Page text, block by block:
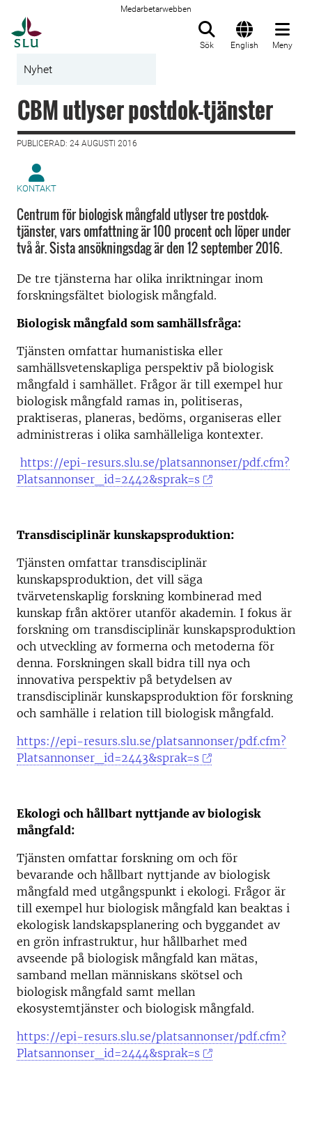
Medarbetarwebben
Sök English Meny
Nyhet
CBM utlyser postdok-tjänster
PUBLICERAD: 24 AUGUSTI 2016
KONTAKT
Centrum för biologisk mångfald utlyser tre postdok-
tjänster, vars omfattning är 100 procent och löper under
två år. Sista ansökningsdag är den 12 september 2016.
De tre tjänsterna har olika inriktningar inom
forskningsfältet biologisk mångfald.
Biologisk mångfald som samhällsfråga:
Tjänsten omfattar humanistiska eller
samhällsvetenskapliga perspektiv på biologisk
mångfald i samhället. Frågor är till exempel hur
biologisk mångfald ramas in, politiseras,
praktiseras, planeras, bedöms, organiseras eller
administreras i olika samhälleliga kontexter.
https://epi-resurs.slu.se/platsannonser/pdf.cfm?
Platsannonser_id=2442&sprak=s
Transdisciplinär kunskapsproduktion:
Tjänsten omfattar transdisciplinär
kunskapsproduktion, det vill säga
tvärvetenskaplig forskning kombinerad med
kunskap från aktörer utanför akademin. I fokus är
forskning om transdisciplinär kunskapsproduktion
och utveckling av formerna och metoderna för
denna. Forskningen skall bidra till nya och
innovativa perspektiv på betydelsen av
transdisciplinär kunskapsproduktion för forskning
och samhälle i relation till biologisk mångfald.
https://epi-resurs.slu.se/platsannonser/pdf.cfm?
Platsannonser_id=2443&sprak=s
Ekologi och hållbart nyttjande av biologisk
mångfald:
Tjänsten omfattar forskning om och för
bevarande och hållbart nyttjande av biologisk
mångfald med utgångspunkt i ekologi. Frågor är
till exempel hur biologisk mångfald kan beaktas i
ekologisk landskapsplanering och byggandet av
en grön infrastruktur, hur hållbarhet med
avseende på biologisk mångfald kan mätas,
samband mellan människans skötsel och
biologisk mångfald samt mellan
ekosystemtjänster och biologisk mångfald.
https://epi-resurs.slu.se/platsannonser/pdf.cfm?
Platsannonser_id=2444&sprak=s